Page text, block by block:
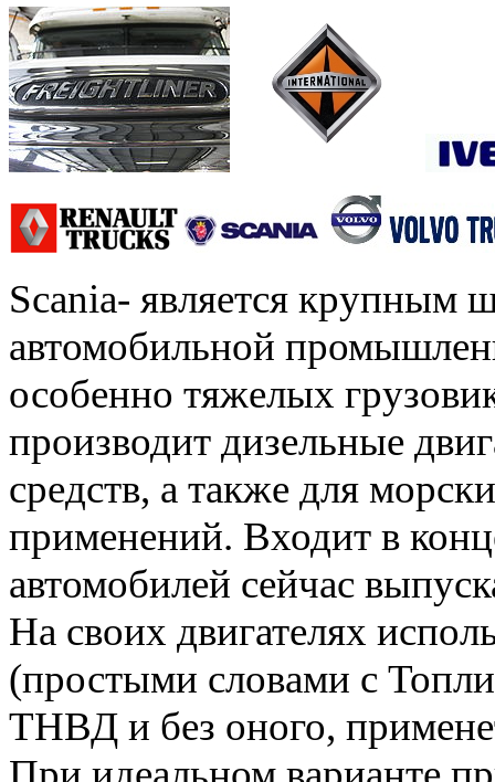
Scania- является крупным
автомобильной
особенно тяжелых
производит дизельные
средств, а также для
применений. Входит в
автомобилей сейчас
На своих двигателях
(простыми словами с
ТНВД и без оного,